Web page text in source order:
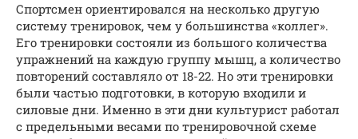
Спортсмен ориентировался на несколько другую
систему тренировок, чем у большинства «коллег».
Его тренировки состояли из большого количества
упражнений на каждую группу мышц, а количество
повторений составляло от 18-22. Но эти тренировки
были частью подготовки, в которую входили и
силовые дни. Именно в эти дни культурист работал
с предельными весами по тренировочной схеме